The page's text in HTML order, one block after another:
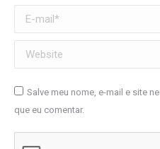
E-mail *
Website
Salve meu nome, e-mail e site
que eu comentar.